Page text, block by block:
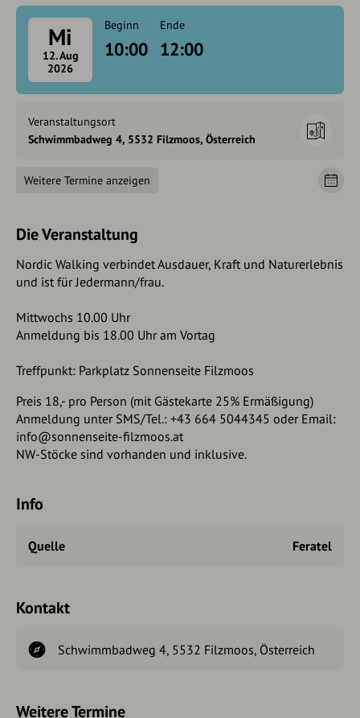
Mi
12. Aug
2026
Beginn
10:00
Ende
12:00
Veranstaltungsort
Schwimmbadweg 4, 5532 Filzmoos, Österreich
Weitere Termine anzeigen
Die Veranstaltung
Nordic Walking verbindet Ausdauer, Kraft und Naturerlebnis
und ist für Jedermann/frau.
Mittwochs 10.00 Uhr
Anmeldung bis 18.00 Uhr am Vortag
Treffpunkt: Parkplatz Sonnenseite Filzmoos
Preis 18,- pro Person (mit Gästekarte 25% Ermäßigung)
Anmeldung unter SMS/Tel.: +43 664 5044345 oder Email:
info@sonnenseite-filzmoos.at
NW-Stöcke sind vorhanden und inklusive.
Info
Quelle Feratel
Kontakt
Schwimmbadweg 4, 5532 Filzmoos, Österreich
Weitere Termine